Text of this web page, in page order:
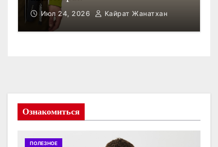
Июл 23, 2026 Кайрат Жанатхан
Ознакомиться
ПОЛЕЗНОЕ